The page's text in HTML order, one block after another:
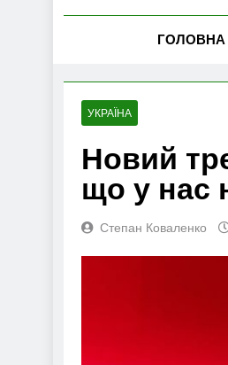
ГОЛОВНА
УКРАЇНА
Новий
що у нас
Степан Коваленко